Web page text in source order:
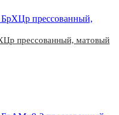
прессованный, матовый